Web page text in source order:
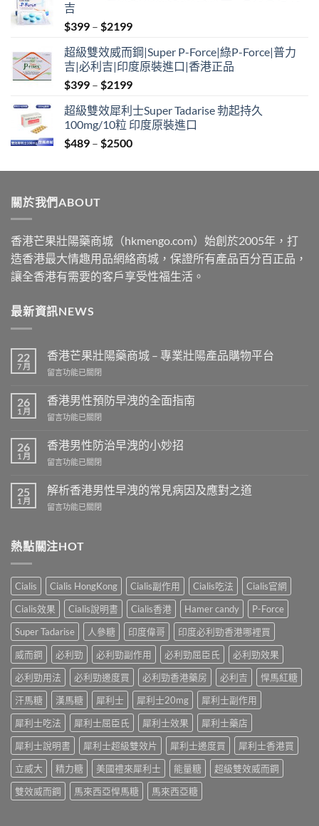
吉
$399 – $2199Price
$399
through
$2199
超級雙效威而鋼|Super P-Force|綠P-Force|普力
吉|必利吉|印度原裝進口|香港正品
$399 – $2199Price
$399
through
$2199
超級雙效犀利士Super Tadarise 勃起持久
100mg/10粒 印度原裝進口
$489 – $2500Price
$489
關於我們ABOUT
香港芒果壯陽藥商城（hkmengo.com）始創於2005年，打
造香港最大情趣用品網絡商城，保證所有產品百分百正品，
讓全香港有需要的客戶享受性福生活。
最新資訊NEWS
22
7 月
香港芒果壯陽藥商城 – 專業壯陽產品購物平台
在
港
芒
果
陽
藥
商
–
專
陽
產
購
物
平
台〉
中
留言功能已關閉
26
1 月
香港男性預防早洩的全面指南
在
港
男
性
防
早
洩
面
中
留言功能已關閉
26
1 月
香港男性防治早洩的小妙招
在
港
男
性
早
小
妙
招〉
中
留言功能已關閉
25
1 月
解析香港男性早洩的常見病因及應對之道
在
香
港
性
早
洩
的
常
見
因
及
應
之
道〉
中
留言功能已關閉
熱點關注HOT
Cialis Cialis HongKong Cialis副作用 Cialis吃法
Cialis官網
Cialis效果
Cialis說明書 Cialis香港 Hamer candy
P-Force
Super Tadarise
人參糖 印度偉哥
印度必利勁香港哪裡買
威而鋼
必利勁 必利勁副作用 必利勁屈臣氏
必利勁效果
必利勁用法
必利勁邊度買 必利勁香港藥房 必利吉
悍馬紅糖
汗馬糖
漢馬糖 犀利士 犀利士20mg
犀利士副作用
犀利士吃法
犀利士屈臣氏 犀利士效果
犀利士藥店
犀利士說明書
犀利士超級雙效片 犀利士邊度買
犀利士香港買
立威大
精力糖 美國禮來犀利士 能量糖
超級雙效威而鋼
雙效威而鋼
馬來西亞悍馬糖 馬來西亞糖